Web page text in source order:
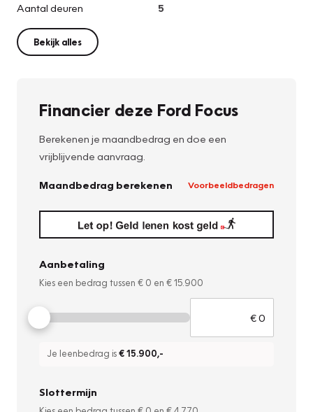
Aantal deuren
5
Bekijk alles
Financier deze Ford Focus
Berekenen je maandbedrag en doe een
vrijblijvende aanvraag.
Maandbedrag berekenen Voorbeeldbedragen
Aanbetaling
Kies een bedrag tussen € 0 en € 15.900
Je leenbedrag is€ 15.900,-
Slottermijn